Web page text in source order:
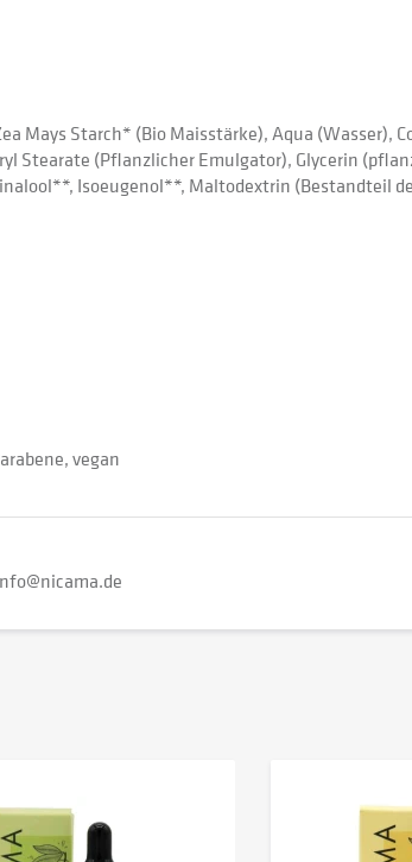
Mays Starch* (Bio Maisstärke), Aqua (Wasser),
Stearate (Pflanzlicher Emulgator), Glycerin
Isoeugenol**, Maltodextrin (Bestandteil
vegan